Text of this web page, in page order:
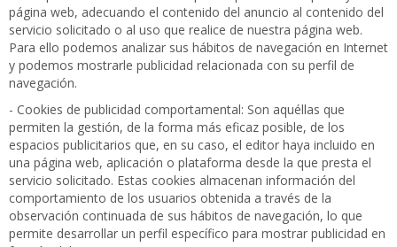
página web, adecuando el contenido del anuncio al contenido del
servicio solicitado o al uso que realice de nuestra página web.
Para ello podemos analizar sus hábitos de navegación en Internet
y podemos mostrarle publicidad relacionada con su perfil de
navegación.
- Cookies de publicidad comportamental: Son aquéllas que
permiten la gestión, de la forma más eficaz posible, de los
espacios publicitarios que, en su caso, el editor haya incluido en
una página web, aplicación o plataforma desde la que presta el
servicio solicitado. Estas cookies almacenan información del
comportamiento de los usuarios obtenida a través de la
observación continuada de sus hábitos de navegación, lo que
permite desarrollar un perfil específico para mostrar publicidad en